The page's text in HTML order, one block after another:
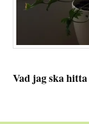
Vad jag ska hitta